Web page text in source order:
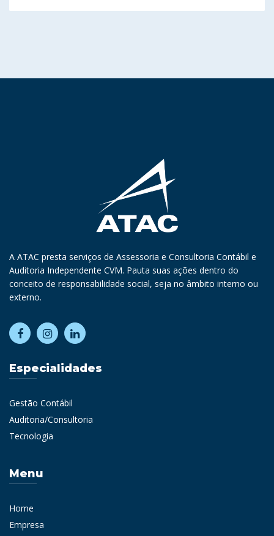
A ATAC presta serviços de Assessoria e Consultoria Contábil e
Auditoria Independente CVM. Pauta suas ações dentro do
conceito de responsabilidade social, seja no âmbito interno ou
externo.
Especialidades
Gestão Contábil
Auditoria/Consultoria
Tecnologia
Menu
Home
Empresa